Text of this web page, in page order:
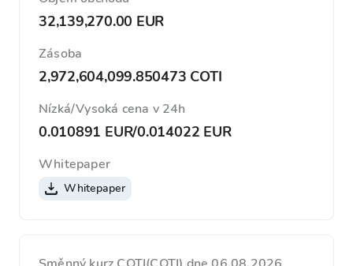
32,139,270.00 EUR
Zásoba
2,972,604,099.850473 COTI
Nízká/Vysoká cena v 24h
0.010891 EUR/0.014022 EUR
Whitepaper
Whitepaper